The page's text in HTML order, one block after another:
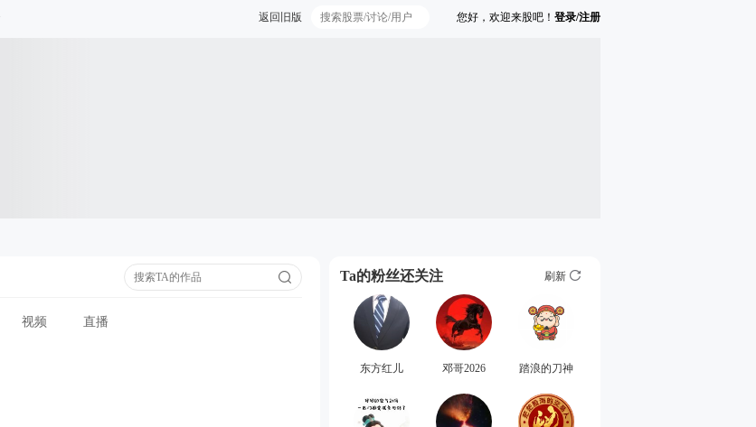
您好，欢迎来股吧！ 登录/注册
返回旧版
视频 直播
Ta的粉丝还关注 刷新
东方红儿 邓哥2026 踏浪的刀神